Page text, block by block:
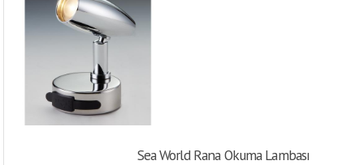
Sea World Rana Okuma Lambası